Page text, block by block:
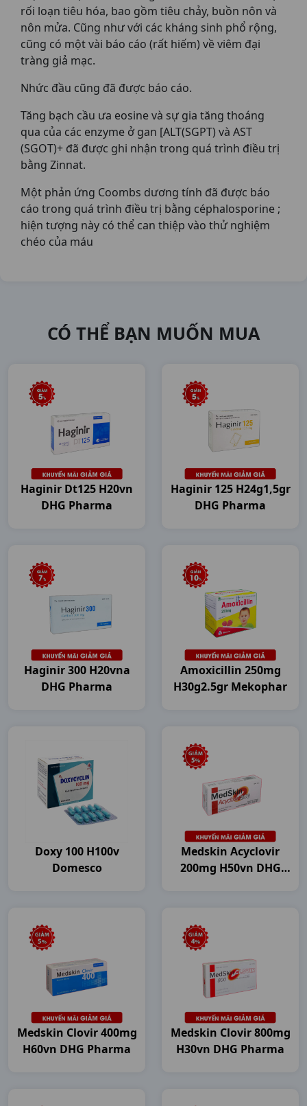
rối loạn tiêu hóa, bao gồm tiêu chảy, buồn nôn và
nôn mửa. Cũng như với các kháng sinh phổ rộng,
cũng có một vài báo cáo (rất hiếm) về viêm đại
tràng giả mạc.
Nhức đầu cũng đã được báo cáo.
Tăng bạch cầu ưa eosine và sự gia tăng thoáng
qua của các enzyme ở gan [ALT(SGPT) và AST
(SGOT)+ đã được ghi nhận trong quá trình điều trị
bằng Zinnat.
Một phản ứng Coombs dương tính đã được báo
cáo trong quá trình điều trị bằng céphalosporine ;
hiện tượng này có thể can thiệp vào thử nghiệm
chéo của máu
CÓ THỂ BẠN MUỐN MUA
Haginir Dt125 H20vn
DHG Pharma
Haginir 125 H24g1,5gr
DHG Pharma
Haginir 300 H20vna
DHG Pharma
Amoxicillin 250mg
H30g2.5gr Mekophar
Doxy 100 H100v
Domesco
Medskin Acyclovir
200mg H50vn DHG
Medskin Clovir 400mg
H60vn DHG Pharma
Medskin Clovir 800mg
H30vn DHG Pharma